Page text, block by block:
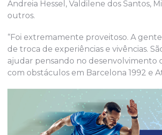
Andreia Hessel, Valdilene dos Santos,
outros.
“Foi extremamente proveitoso. A
de troca de experiências e vivências.
ajudar pensando no desenvolvimento
com obstáculos em Barcelona 1992 e